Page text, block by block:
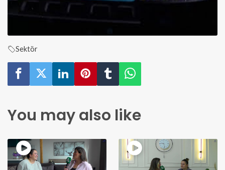
Sektör
You may also like